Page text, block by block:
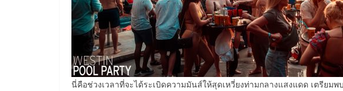
นี่คือช่วงเวลาที่จะได้ระเบิดความมันส์ให้สุดเหวี่ยงท่ามกลางแสงแดด เตรียมพ